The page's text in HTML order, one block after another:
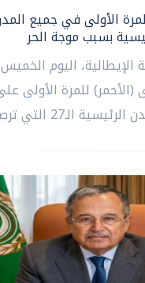
الأولى في جميع
بسبب موجة الحر
الإيطالية، اليوم
(الأحمر) للمرة الأولى
الـ27 التي ترصدها...